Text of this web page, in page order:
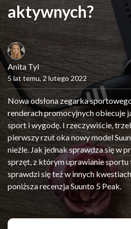
aktywnych?
Anita Tyl
5 lat temu, 2 lutego 2022
Nowa odsłona zegarka
renderach promocyjnych obiecuje
sport i wygodę. I rzeczywiście,
pierwszy rzut oka nowy model
nieźle. Jak jednak sprawdza się w
sprzęt, z którym uprawianie sportu
sprawdzi się też w innych
poniższa recenzja Suunto 5 Peak.